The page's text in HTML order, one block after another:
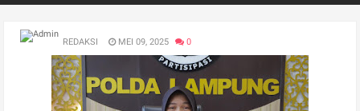
REDAKSI MEI 09, 2025 0